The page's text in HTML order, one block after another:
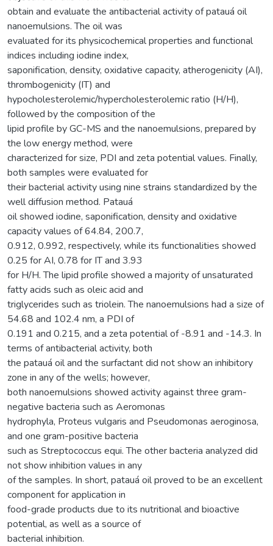
obtain and evaluate the antibacterial activity of patauá oil
nanoemulsions. The oil was
evaluated for its physicochemical properties and functional
indices including iodine index,
saponification, density, oxidative capacity, atherogenicity (AI),
thrombogenicity (IT) and
hypocholesterolemic/hypercholesterolemic ratio (H/H),
followed by the composition of the
lipid profile by GC-MS and the nanoemulsions, prepared by
the low energy method, were
characterized for size, PDI and zeta potential values. Finally,
both samples were evaluated for
their bacterial activity using nine strains standardized by the
well diffusion method. Patauá
oil showed iodine, saponification, density and oxidative
capacity values of 64.84, 200.7,
0.912, 0.992, respectively, while its functionalities showed
0.25 for AI, 0.78 for IT and 3.93
for H/H. The lipid profile showed a majority of unsaturated
fatty acids such as oleic acid and
triglycerides such as triolein. The nanoemulsions had a size of
54.68 and 102.4 nm, a PDI of
0.191 and 0.215, and a zeta potential of -8.91 and -14.3. In
terms of antibacterial activity, both
the patauá oil and the surfactant did not show an inhibitory
zone in any of the wells; however,
both nanoemulsions showed activity against three gram-
negative bacteria such as Aeromonas
hydrophyla, Proteus vulgaris and Pseudomonas aeroginosa,
and one gram-positive bacteria
such as Streptococcus equi. The other bacteria analyzed did
not show inhibition values in any
of the samples. In short, patauá oil proved to be an excellent
component for application in
food-grade products due to its nutritional and bioactive
potential, as well as a source of
bacterial inhibition.